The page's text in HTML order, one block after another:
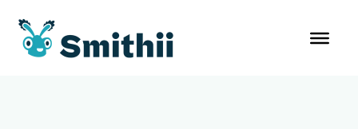
Inhalt
springen